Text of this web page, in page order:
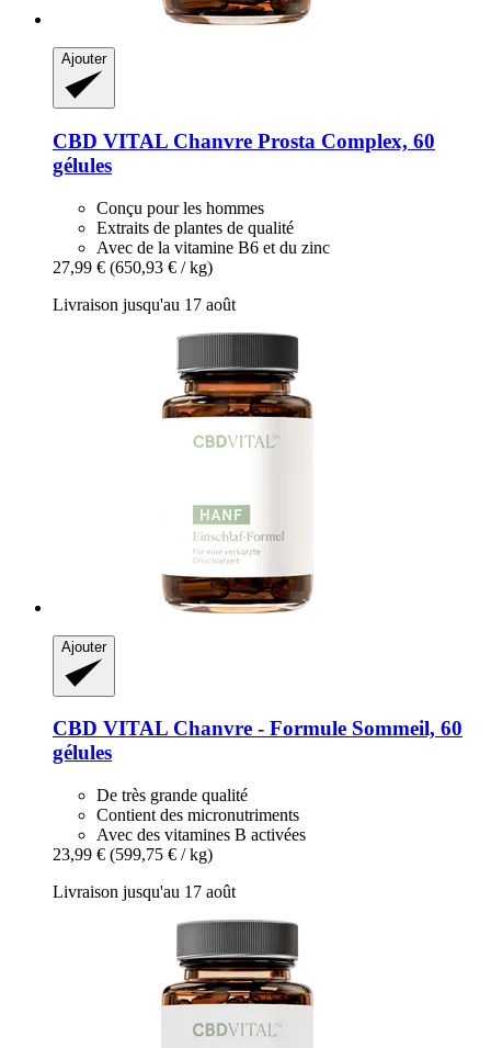
Ajouter
CBD VITAL Chanvre Prosta Complex, 60
gélules
Conçu pour les hommes
Extraits de plantes de qualité
Avec de la vitamine B6 et du zinc
27,99 € (650,93 € / kg)
Livraison jusqu'au 17 août
Ajouter
CBD VITAL Chanvre -​ Formule Sommeil, 60
gélules
De très grande qualité
Contient des micronutriments
Avec des vitamines B activées
23,99 € (599,75 € / kg)
Livraison jusqu'au 17 août